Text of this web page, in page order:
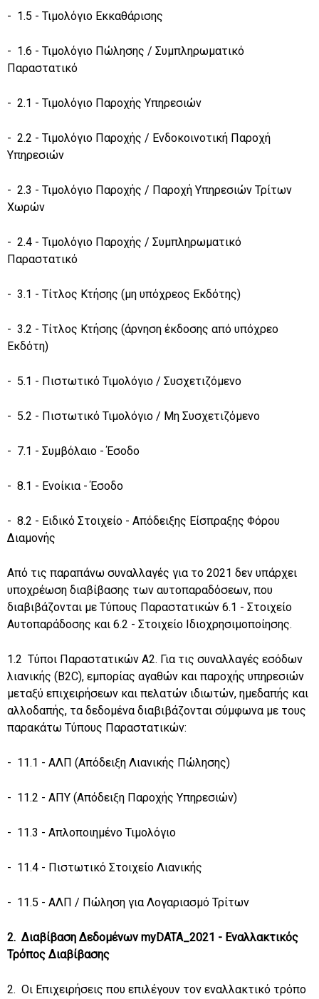
- 1.5 - Τιμολόγιο Εκκαθάρισης
- 1.6 - Τιμολόγιο Πώλησης / Συμπληρωματικό
Παραστατικό
- 2.1 - Τιμολόγιο Παροχής Υπηρεσιών
- 2.2 - Τιμολόγιο Παροχής / Ενδοκοινοτική Παροχή
Υπηρεσιών
- 2.3 - Τιμολόγιο Παροχής / Παροχή Υπηρεσιών Τρίτων
Χωρών
- 2.4 - Τιμολόγιο Παροχής / Συμπληρωματικό
Παραστατικό
- 3.1 - Τίτλος Κτήσης (μη υπόχρεος Εκδότης)
- 3.2 - Τίτλος Κτήσης (άρνηση έκδοσης από υπόχρεο
Εκδότη)
- 5.1 - Πιστωτικό Τιμολόγιο / Συσχετιζόμενο
- 5.2 - Πιστωτικό Τιμολόγιο / Μη Συσχετιζόμενο
- 7.1 - Συμβόλαιο - Έσοδο
- 8.1 - Ενοίκια - Έσοδο
- 8.2 - Ειδικό Στοιχείο - Απόδειξης Είσπραξης Φόρου
Διαμονής
Από τις παραπάνω συναλλαγές για το 2021 δεν υπάρχει
υποχρέωση διαβίβασης των αυτοπαραδόσεων, που
διαβιβάζονται με Τύπους Παραστατικών 6.1 - Στοιχείο
Αυτοπαράδοσης και 6.2 - Στοιχείο Ιδιοχρησιμοποίησης.
1.2 Τύποι Παραστατικών Α2. Για τις συναλλαγές εσόδων
λιανικής (B2C), εμπορίας αγαθών και παροχής υπηρεσιών
μεταξύ επιχειρήσεων και πελατών ιδιωτών, ημεδαπής και
αλλοδαπής, τα δεδομένα διαβιβάζονται σύμφωνα με τους
παρακάτω Τύπους Παραστατικών:
- 11.1 - ΑΛΠ (Απόδειξη Λιανικής Πώλησης)
- 11.2 - ΑΠΥ (Απόδειξη Παροχής Υπηρεσιών)
- 11.3 - Απλοποιημένο Τιμολόγιο
- 11.4 - Πιστωτικό Στοιχείο Λιανικής
- 11.5 - ΑΛΠ / Πώληση για Λογαριασμό Τρίτων
2. Διαβίβαση Δεδομένων myDATA_2021 - Εναλλακτικός
Τρόπος Διαβίβασης
2. Οι Επιχειρήσεις που επιλέγουν τον εναλλακτικό τρόπο